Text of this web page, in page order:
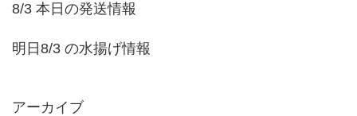
8/3 本日の発送情報
明日8/3 の水揚げ情報
アーカイブ